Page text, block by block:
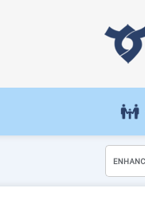
先
を
o